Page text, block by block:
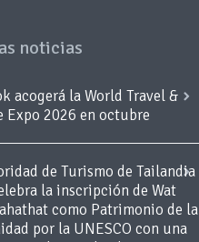
noticias
acogerá la World Travel &
Expo 2026 en octubre
de Turismo de Tailandia
la inscripción de Wat
como Patrimonio de la
por la UNESCO con una